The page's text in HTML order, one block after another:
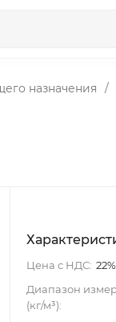
назначения /
Цена с НДС: 22%
Диапазон
(кг/м³):